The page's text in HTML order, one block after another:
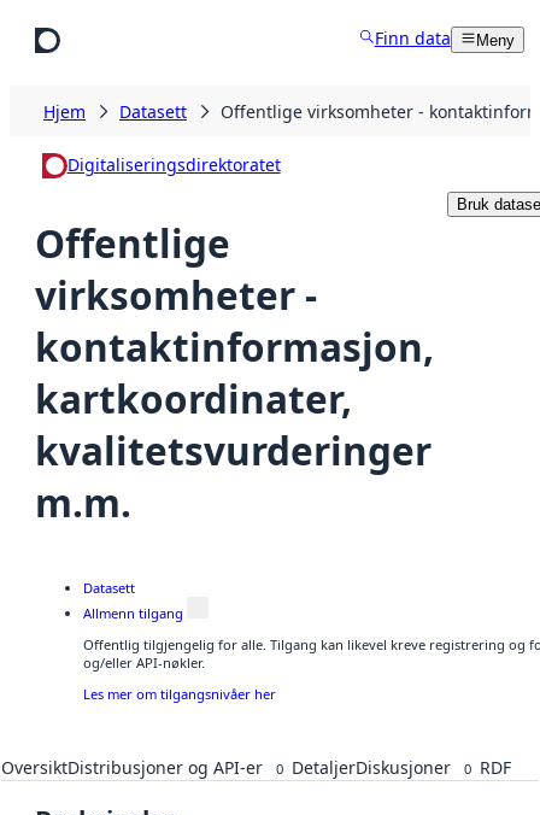
Finn data Meny
Hjem Datasett Offentlige virksomheter -
Digitaliseringsdirektoratet
Offentlige
virksomheter -
kontaktinformasjon,
kartkoordinater,
kvalitetsvurderinger
m.m.
Bruk
Datasett
Allmenn tilgang
Offentlig tilgjengelig for alle. Tilgang kan likevel kreve registrering og
og/eller API-nøkler.
Les mer om tilgangsnivåer her
OversiktDistribusjoner og API-er 0 DetaljerDiskusjoner 0 RDF